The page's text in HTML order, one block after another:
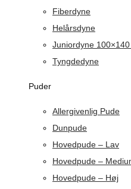
Fiberdyne
Helårsdyne
Juniordyne 100×140
Tyngdedyne
Puder
Allergivenlig Pude
Dunpude
Hovedpude – Lav
Hovedpude –
Hovedpude – Høj